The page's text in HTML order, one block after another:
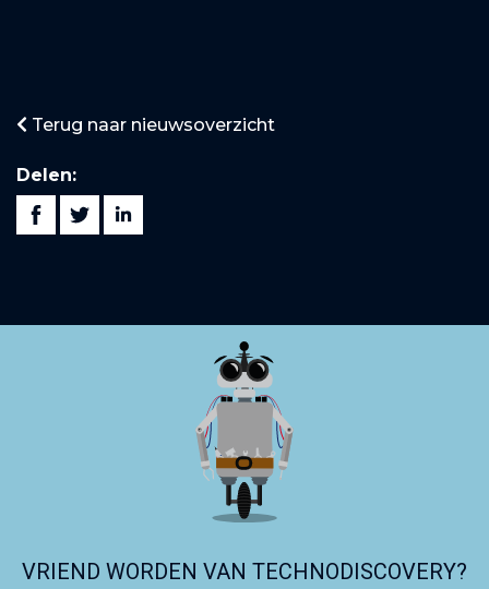
Terug naar nieuwsoverzicht
Delen:
VRIEND WORDEN VAN TECHNODISCOVERY?